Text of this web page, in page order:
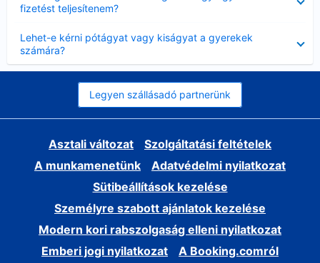
fizetést teljesítenem?
Lehet-e kérni pótágyat vagy kiságyat a gyerekek
számára?
Legyen szállásadó partnerünk
Asztali változat
Szolgáltatási feltételek
A munkamenetünk
Adatvédelmi nyilatkozat
Sütibeállítások kezelése
Személyre szabott ajánlatok kezelése
Modern kori rabszolgaság elleni nyilatkozat
Emberi jogi nyilatkozat
A Booking.comról